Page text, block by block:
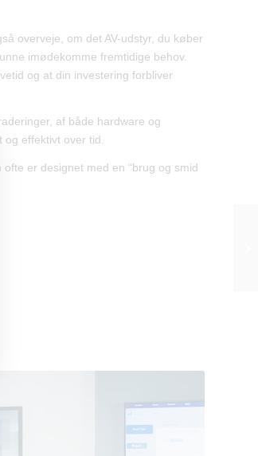
overveje, om det AV-udstyr, du køber
imødekomme fremtidige behov.
og at din investering forbliver
af både hardware og
og effektivt over tid.
er designet med en “brug og smid